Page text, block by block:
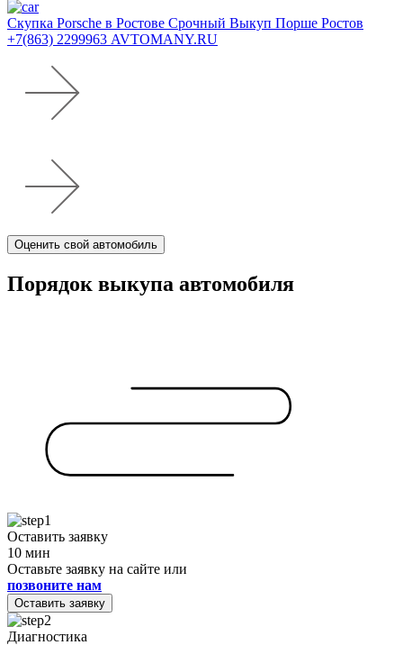
Скупка Porsche в Ростове Срочный Выкуп Порше Ростов
+7(863) 2299963 AVTOMANY.RU
Оценить свой автомобиль
Порядок выкупа автомобиля
Оставить заявку
10 мин
Оставьте заявку на сайте или
позвоните нам
Оставить заявку
Диагностика